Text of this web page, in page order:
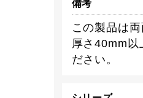
備考
この製品は両
厚さ40mm以
ださい。